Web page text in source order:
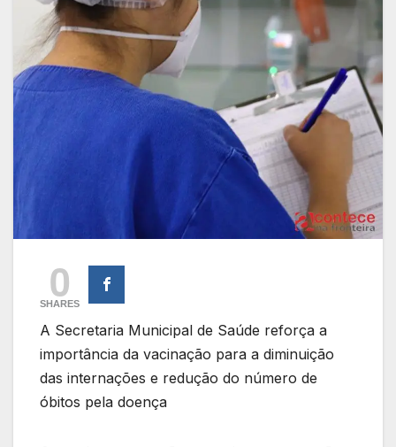
0
SHARES
A Secretaria Municipal de Saúde reforça a
importância da vacinação para a diminuição
das internações e redução do número de
óbitos pela doença